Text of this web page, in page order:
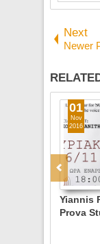
Next
Newer
Yiannis
Prova Studios